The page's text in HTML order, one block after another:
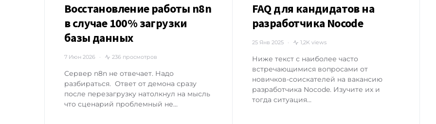
Восстановление работы n8n
в случае 100% загрузки
базы данных
7 Июн 2026 236 просмотров
Сервер n8n не отвечает. Надо
разбираться. Ответ от демона сразу
после перезагрузку натолкнул на мысль
что сценарий проблемный не…
FAQ для кандидатов на
разработчика Nocode
25 Янв 2025 1,2K views
Ниже текст с наиболее часто
встречающимися вопросами от
новичков-соискателей на вакансию
разработчика Nocode. Изучите их и
тогда ситуация…